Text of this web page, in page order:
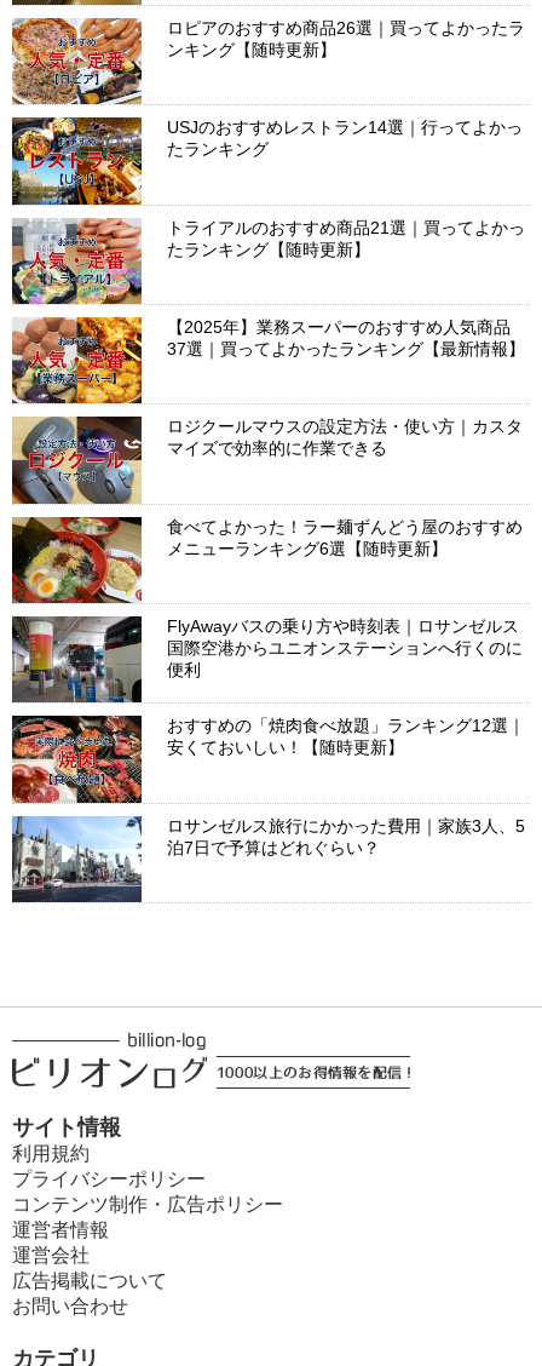
ロピアのおすすめ商品26選｜買ってよかったラ
ンキング【随時更新】
USJのおすすめレストラン14選｜行ってよかっ
たランキング
トライアルのおすすめ商品21選｜買ってよかっ
たランキング【随時更新】
【2025年】業務スーパーのおすすめ人気商品
37選｜買ってよかったランキング【最新情報】
ロジクールマウスの設定方法・使い方｜カスタ
マイズで効率的に作業できる
食べてよかった！ラー麺ずんどう屋のおすすめ
メニューランキング6選【随時更新】
FlyAwayバスの乗り方や時刻表｜ロサンゼルス
国際空港からユニオンステーションへ行くのに
便利
おすすめの「焼肉食べ放題」ランキング12選｜
安くておいしい！【随時更新】
ロサンゼルス旅行にかかった費用｜家族3人、5
泊7日で予算はどれぐらい？
サイト情報
利用規約
プライバシーポリシー
コンテンツ制作・広告ポリシー
運営者情報
運営会社
広告掲載について
お問い合わせ
カテゴリ